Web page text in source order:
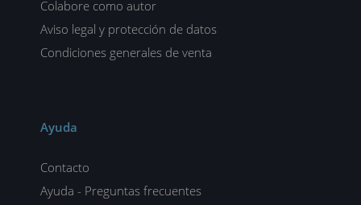
Colabore como autor
Aviso legal y protección de datos
Condiciones generales de venta
Ayuda
Contacto
Ayuda - Preguntas frecuentes